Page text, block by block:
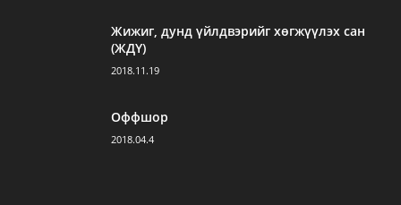
Жижиг, дунд үйлдвэрийг хөгжүүлэх сан
(ЖДҮ)
2018.11.19
Оффшор
2018.04.4